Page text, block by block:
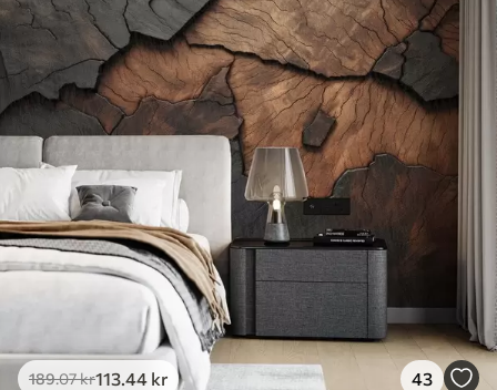
385.83231 .50 kr/m²
Premium
448 .33269.00 kr /m²
Premium vinyl
516 .67310.00
Peel and Stick
kr/m²
189.07kr113 .44 kr 43